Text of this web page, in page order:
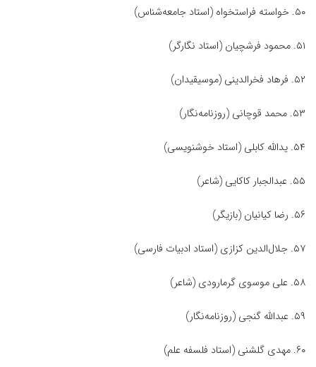
۵۰. خواسته فراستخواه (استاد جامعه‌شناس)
۵۱. محمود فرشچیان (استاد نگارگر)
۵۲. فرهاد فخرالدینی (موسیقیدان)
۵۳. محمد قوچانی (روزنامه‌نگار)
۵۴. یدالله کابلی (استاد خوشنویسی)
۵۵. عبدالجبار کاکایی (شاعر)
۵۶. رضا کیانیان (بازیگر)
۵۷. جلال‌الدین کزازی (استاد ادبیات فارسی)
۵۸. علی موسوی گرمارودی (شاعر)
۵۹. عبدالله گنجی (روزنامه‌نگار)
۶۰. مهدی گلشنی (استاد فلسفه علم)